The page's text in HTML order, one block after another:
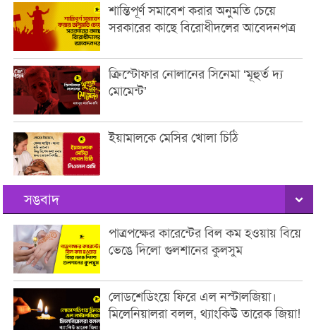
শান্তিপূর্ণ সমাবেশ করার অনুমতি চেয়ে
সরকারের কাছে বিরোধীদলের আবেদনপত্র
ক্রিস্টোফার নোলানের সিনেমা ‘মূহুর্ত দ্য
মোমেন্ট’
ইয়ামালকে মেসির খোলা চিঠি
সঙবাদ
পাত্রপক্ষের কারেন্টের বিল কম হওয়ায় বিয়ে
ভেঙে দিলো গুলশানের কুলসুম
লোডশেডিংয়ে ফিরে এল নস্টালজিয়া।
মিলেনিয়ালরা বলল, থ্যাংকিউ তারেক জিয়া!